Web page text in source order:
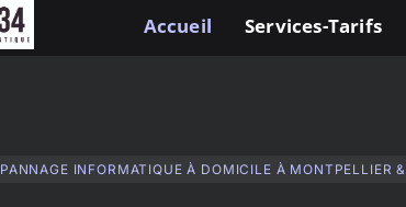
Accueil Services-Tarifs
INFORMATIQUE À DOMICILE À MONTPELLIER